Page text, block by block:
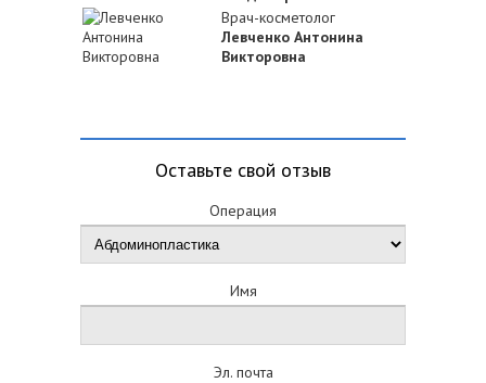
Врач-косметолог
Левченко Антонина
Викторовна
Оставьте свой отзыв
Операция
Имя
Эл. почта